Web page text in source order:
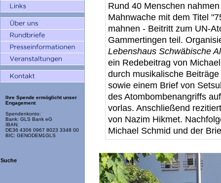
Ihre Spende ermöglicht unser
Engagement
Spendenkonto:
Bank: GLS Bank eG
IBAN:
DE36 4306 0967 8023 3348 00
BIC: GENODEM1GLS
Suche
Rund 40 Menschen
Mahnwache mit dem Titel
mahnen - Beitritt zum UN-
Gammertingen teil.
Lebenshaus Schwäbische
ein Redebeitrag von
durch musikalische
sowie einem Brief von
des Atombombenangriffs
vorlas. Anschließend
von Nazim Hikmet.
Michael Schmid und der